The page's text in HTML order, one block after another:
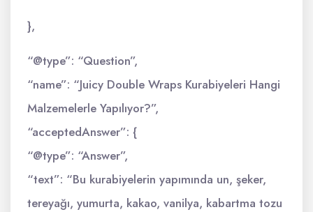
},
“@type”: “Question”,
“name”: “Juicy Double Wraps Kurabiyeleri Hangi
Malzemelerle Yapılıyor?”,
“acceptedAnswer”: {
“@type”: “Answer”,
“text”: “Bu kurabiyelerin yapımında un, şeker,
tereyağı, yumurta, kakao, vanilya, kabartma tozu